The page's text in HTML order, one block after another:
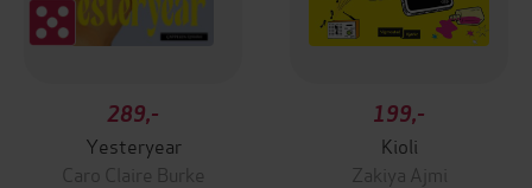
289,-
Yesteryear
Caro Claire Burke
199,-
Kioli
Zakiya Ajmi